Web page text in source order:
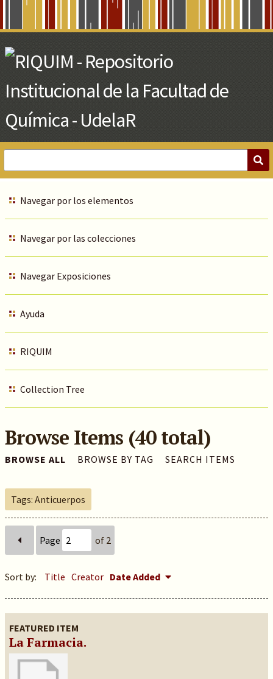
Main
Content
Navegar por los elementos
Navegar por las colecciones
Navegar Exposiciones
Ayuda
RIQUIM
Collection Tree
Browse Items (40 total)
BROWSE ALL BROWSE BY TAG SEARCH ITEMS
Tags: Anticuerpos
Page of 2
Sort by: Title Creator Date Added
FEATURED ITEM
La Farmacia.